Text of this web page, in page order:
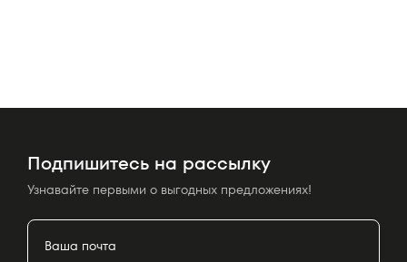
Подпишитесь на рассылку
Узнавайте первыми о выгодных предложениях!